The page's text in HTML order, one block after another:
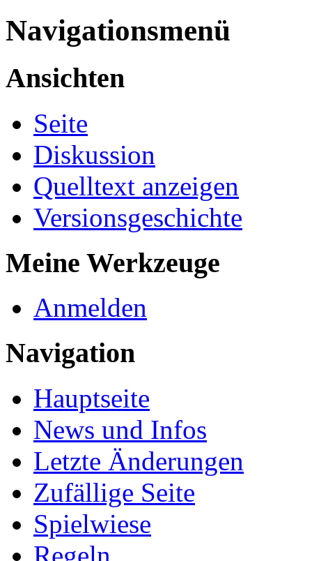
Navigationsmenü
Ansichten
Seite
Diskussion
Quelltext anzeigen
Versionsgeschichte
Meine Werkzeuge
Anmelden
Navigation
Hauptseite
News und Infos
Letzte Änderungen
Zufällige Seite
Spielwiese